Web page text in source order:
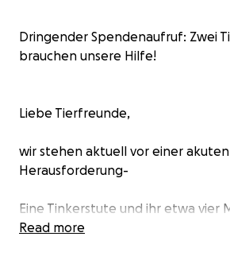
Dringender Spendenaufruf: Zwei
brauchen unsere Hilfe!
Liebe Tierfreunde,
wir stehen aktuell vor einer akuten
Herausforderung-
Eine Tinkerstute und ihr etwa vier
Fohlen sind in einem kritischen
Read more